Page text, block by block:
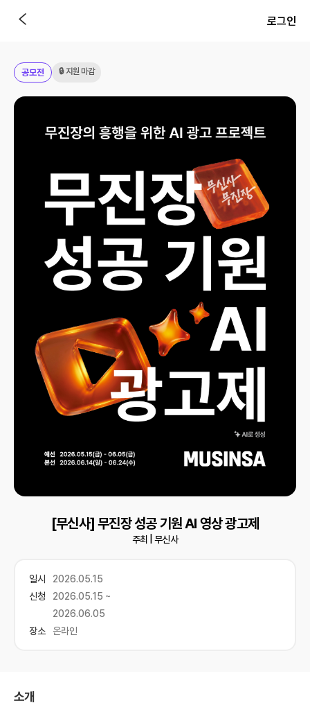
로그인
공모전 🔒 지원 마감
[무신사] 무진장 성공 기원 AI 영상 광고제
주최 | 무신사
일시
2026.05.15
신청
2026.05.15 ~
2026.06.05
장소
온라인
소개